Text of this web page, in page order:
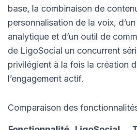
base, la combinaison de
personnalisation de la voix,
analytique et d’un outil de
de LigoSocial un concurrent
privilégient à la fois la création
l’engagement actif.
Comparaison des